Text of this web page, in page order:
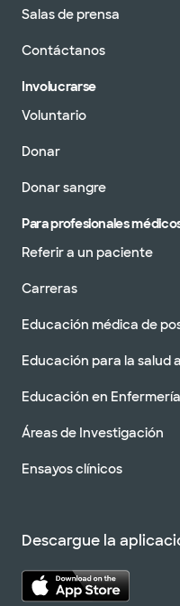
Salas de prensa
Contáctanos
Involucrarse
Voluntario
Donar
Donar sangre
Para profesionales
Referir a un paciente
Carreras
Educación médica de
Educación para la salud
Educación en Enfermería
Áreas de Investigación
Ensayos clínicos
Descargue la